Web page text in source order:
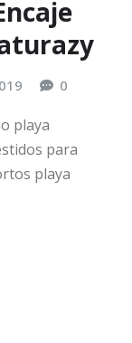
0
playa
para
playa